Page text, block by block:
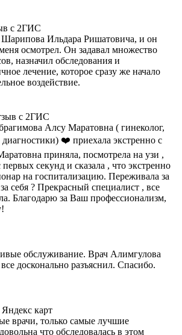
с 2ГИС
Ильдара Ришатовича, и он
осмотрел. Он задавал множество
назначил обследования и
лечение, которое сразу же начало
воздействие.
с 2ГИС
Алсу Маратовна ( гинеколог,
диагностики) ❤️ приехала экстренно с
приняла, посмотрела на узи ,
первых секунд и сказала , что экстренно
на госпитализацию. Переживала за
себя ? Прекрасный специалист , все
Благодарю за Ваш профессионализм,
обслуживание. Врач Алимгулова
досконально разъяснил. Спасибо.
карт
врачи, только самые лучшие
что обследовалась в этом